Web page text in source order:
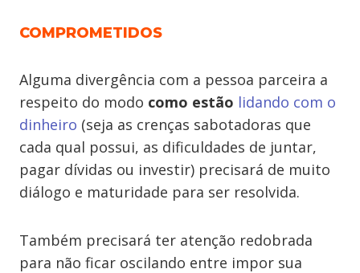
COMPROMETIDOS
Alguma divergência com a pessoa parceira a
respeito do modo como estão lidando com o
dinheiro (seja as crenças sabotadoras que
cada qual possui, as dificuldades de juntar,
pagar dívidas ou investir) precisará de muito
diálogo e maturidade para ser resolvida.
Também precisará ter atenção redobrada
para não ficar oscilando entre impor sua